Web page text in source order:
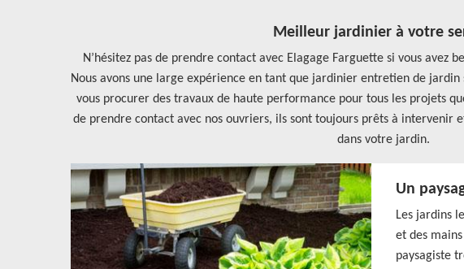
Meilleur jardinier à votre
N’hésitez pas de prendre contact avec Elagage Farguette si vous avez
Nous avons une large expérience en tant que jardinier entretien de jardin
vous procurer des travaux de haute performance pour tous les projets
de prendre contact avec nos ouvriers, ils sont toujours prêts à intervenir
dans votre jardin.
Un
Les jardins
et des
paysagiste